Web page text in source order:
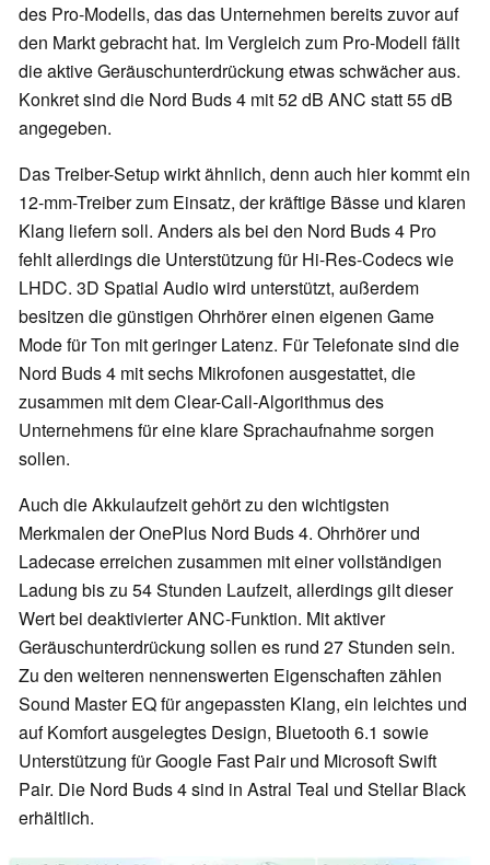
des Pro-Modells, das das Unternehmen bereits zuvor auf
den Markt gebracht hat. Im Vergleich zum Pro-Modell fällt
die aktive Geräuschunterdrückung etwas schwächer aus.
Konkret sind die Nord Buds 4 mit 52 dB ANC statt 55 dB
angegeben.
Das Treiber-Setup wirkt ähnlich, denn auch hier kommt ein
12-mm-Treiber zum Einsatz, der kräftige Bässe und klaren
Klang liefern soll. Anders als bei den Nord Buds 4 Pro
fehlt allerdings die Unterstützung für Hi-Res-Codecs wie
LHDC. 3D Spatial Audio wird unterstützt, außerdem
besitzen die günstigen Ohrhörer einen eigenen Game
Mode für Ton mit geringer Latenz. Für Telefonate sind die
Nord Buds 4 mit sechs Mikrofonen ausgestattet, die
zusammen mit dem Clear-Call-Algorithmus des
Unternehmens für eine klare Sprachaufnahme sorgen
sollen.
Auch die Akkulaufzeit gehört zu den wichtigsten
Merkmalen der OnePlus Nord Buds 4. Ohrhörer und
Ladecase erreichen zusammen mit einer vollständigen
Ladung bis zu 54 Stunden Laufzeit, allerdings gilt dieser
Wert bei deaktivierter ANC-Funktion. Mit aktiver
Geräuschunterdrückung sollen es rund 27 Stunden sein.
Zu den weiteren nennenswerten Eigenschaften zählen
Sound Master EQ für angepassten Klang, ein leichtes und
auf Komfort ausgelegtes Design, Bluetooth 6.1 sowie
Unterstützung für Google Fast Pair und Microsoft Swift
Pair. Die Nord Buds 4 sind in Astral Teal und Stellar Black
erhältlich.